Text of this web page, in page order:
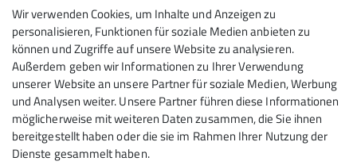
Wir verwenden Cookies, um Inhalte und Anzeigen zu
personalisieren, Funktionen für soziale Medien anbieten zu
können und Zugriffe auf unsere Website zu analysieren.
Außerdem geben wir Informationen zu Ihrer Verwendung
unserer Website an unsere Partner für soziale Medien, Werbung
und Analysen weiter. Unsere Partner führen diese Informationen
möglicherweise mit weiteren Daten zusammen, die Sie ihnen
bereitgestellt haben oder die sie im Rahmen Ihrer Nutzung der
Dienste gesammelt haben.